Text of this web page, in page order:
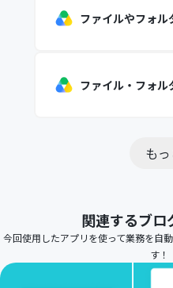
ファイルやフォ
ファイル・フォル
も
関連するブロ
今回使用したアプリを使って業務を自
す！